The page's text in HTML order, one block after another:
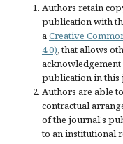
Authors retain
publication with
aCreative
4.0), that allows
publication in this
Authors are able
contractual
of the journal's
to an institutional